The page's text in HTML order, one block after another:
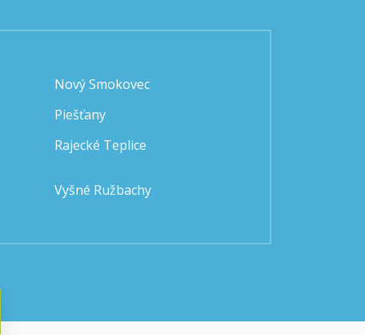
Nový Smokovec
Piešťany
Rajecké Teplice
Vyšné Ružbachy